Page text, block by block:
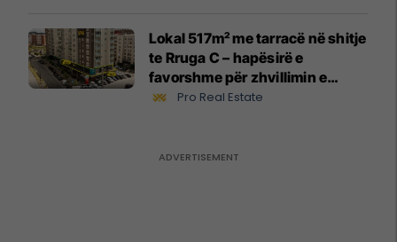
Lokal 517m² me tarracë në shitje
te Rruga C – hapësirë e
favorshme për zhvillimin e
biznesit #15796
Pro Real Estate